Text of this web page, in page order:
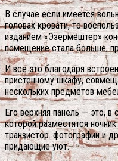
В случае если имеется
головах кровати, то
изданием «Эзермештер»
помещение стала больше,
И все это благодаря
пристенному шкафу,
нескольких предметов
Его верхняя панель — это,
которой разместятся
транзистор. фотографии и
придающие уют.